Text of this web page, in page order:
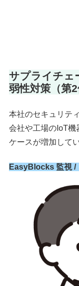
サプライチェ
弱性対策（第2
本社のセキュリテ
会社や工場のIoT機
ケースが増加して
EasyBlocks 監視 /